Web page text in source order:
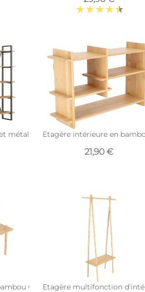
métal BookEtagère intérieure en
21,90 €
Cheers (Taille S)
Etagère multifonction